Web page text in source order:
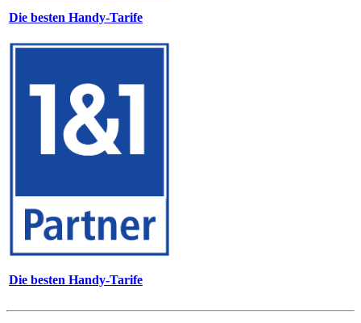
Die besten Handy-Tarife
Die besten Handy-Tarife